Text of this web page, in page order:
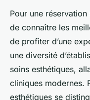
Pour une
de connaître les
de profiter d’une
une diversité
soins esthétiques,
cliniques modernes.
esthétiques se